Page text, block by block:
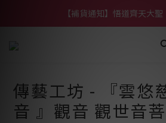
【熱門】馬上有系列！四種寶物幫
【補貨通知】悟道齊天大聖
【熱門】馬上有系列！四種寶物幫
傳藝工坊 - 『雲悠
音 』觀音 觀世音